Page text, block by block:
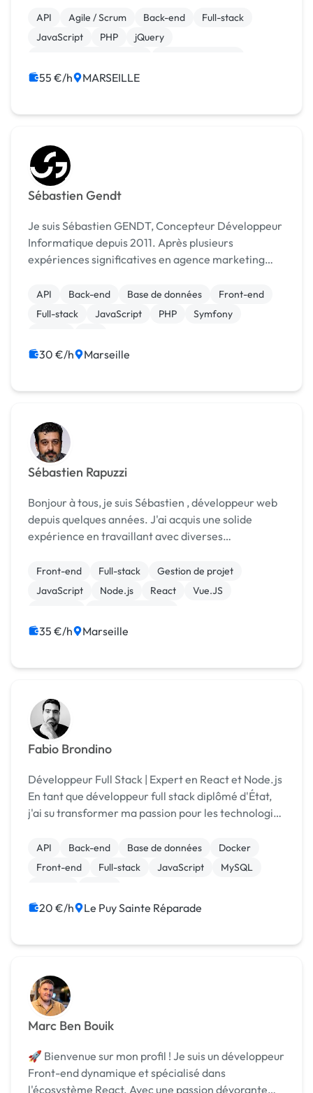
API Agile / Scrum Back-end
Full-stack
JavaScript
PHP
jQuery
Création de site internet
55 €/h MARSEILLE
Sébastien Gendt
Je suis Sébastien GENDT, Concepteur Développeur
Informatique depuis 2011. Après plusieurs
expériences significatives en agence marketing
Varibase, Glasshouse, Bleuebuzz ou encore chez des
"pure pl...
API Back-end Base de données
Front-end
Full-stack
JavaScript PHP
Symfony
30 €/h Marseille
Sébastien Rapuzzi
Bonjour à tous, je suis Sébastien , développeur web
depuis quelques années. J'ai acquis une solide
expérience en travaillant avec diverses
fonctionnels, écoresponsables et aux normes
RGPD. En termes de te...
Front-end Full-stack
Gestion de projet
JavaScript
Node.js React
Vue.JS
Création de site internet
35 €/h Marseille
Fabio Brondino
Développeur Full Stack | Expert en React et Node.js
En tant que développeur full stack diplômé d'État,
j'ai su transformer ma passion pour les technologies
solide expérience en front end avec R...
API Back-end Base de données
Docker
Front-end
Full-stack JavaScript
MySQL
20 €/h Le Puy Sainte Réparade
Marc Ben Bouik
🚀 Bienvenue sur mon profil ! Je suis un développeur
Front-end dynamique et spécialisé dans
l'écosystème React. Avec une passion dévorante